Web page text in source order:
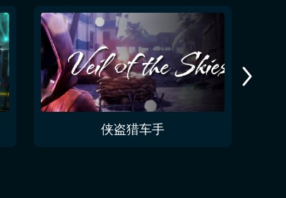
侠盗猎车手